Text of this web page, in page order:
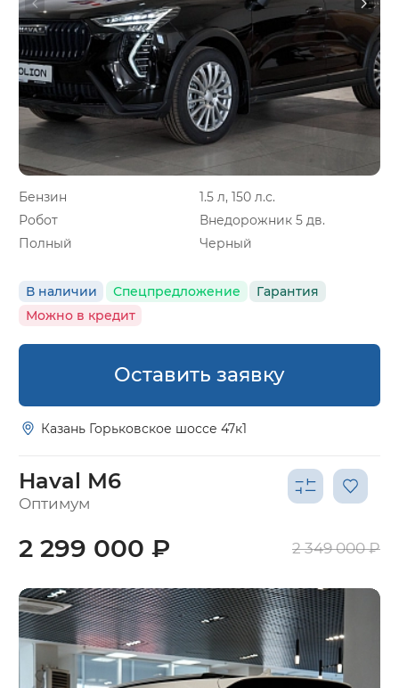
Бензин
1.5 л, 150 л.с.
Робот
Внедорожник 5 дв.
Полный
Черный
В наличии Спецпредложение
Гарантия
Можно в кредит
Оставить заявку
Казань Горьковское шоссе 47к1
Haval M6
Оптимум
2 299 000 ₽ 2 349 000 ₽